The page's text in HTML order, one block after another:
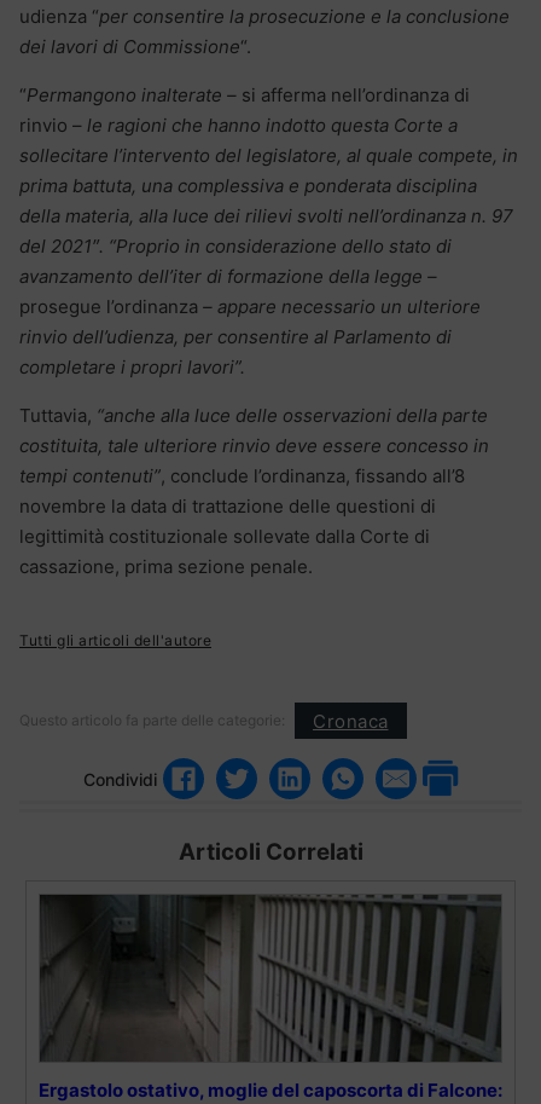
udienza “per consentire la prosecuzione e la conclusione
dei lavori di Commissione“.
“Permangono inalterate – si afferma nell’ordinanza di
rinvio – le ragioni che hanno indotto questa Corte a
sollecitare l’intervento del legislatore, al quale compete, in
prima battuta, una complessiva e ponderata disciplina
della materia, alla luce dei rilievi svolti nell’ordinanza n. 97
del 2021″. “Proprio in considerazione dello stato di
avanzamento dell’iter di formazione della legge –
prosegue l’ordinanza – appare necessario un ulteriore
rinvio dell’udienza, per consentire al Parlamento di
completare i propri lavori”.
Tuttavia, “anche alla luce delle osservazioni della parte
costituita, tale ulteriore rinvio deve essere concesso in
tempi contenuti”, conclude l’ordinanza, fissando all’8
novembre la data di trattazione delle questioni di
legittimità costituzionale sollevate dalla Corte di
cassazione, prima sezione penale.
Tutti gli articoli dell'autore
Questo articolo fa parte delle categorie: Cronaca
Condividi
Articoli Correlati
Ergastolo ostativo, moglie del caposcorta di Falcone: